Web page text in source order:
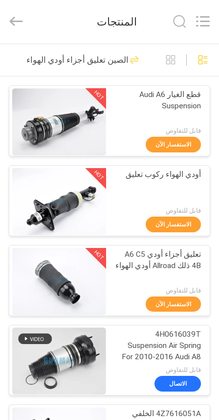
الصفحة
الرئيسية
منتجات
معلومات
جولة
المعمل
مراقبة
الجودة
اتصل
اطلب
اقتباس
خريطة
الموقع
Rights
تعليق الربيع الهواء
635
الربيع الهواء الصناعية
1487
الربيع الهواء جوديير
288
ضاغط الهواء تعليق
177
المنتجات
الصين تعليق أجزاء أودي الهواء
HOT
قطع الغيار Audi A6
Suspension
قابل للتفاوض
الاستفسار الآن
HOT أودي الهواء ركوب تعليق
قابل للتفاوض
الاستفسار الآن
HOT
تعليق أجزاء أودي A6 C5
4B ذلك Allroad أودي الهواء
قابل للتفاوض
الاستفسار الآن
4H0616039T
Suspension Air Spring
For 2010-2016 Audi A8
D4
قابل للتفاوض
الاتصال
4Z7616051A الخلفي